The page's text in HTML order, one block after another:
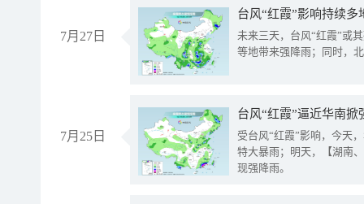
7月27日
台风“红霞”影响持续
未来三天，台风“红霞”或
等地带来强降雨；同时，
7月25日
台风“红霞”逼近华南
受台风“红霞”影响，今天
特大暴雨；明天，【湖南
现强降雨。